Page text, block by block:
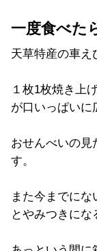
一度食べた
天草特産の車え
１枚1枚焼き上
が口いっぱいに
おせんべいの見
す。
また今までに
とやみつきにな